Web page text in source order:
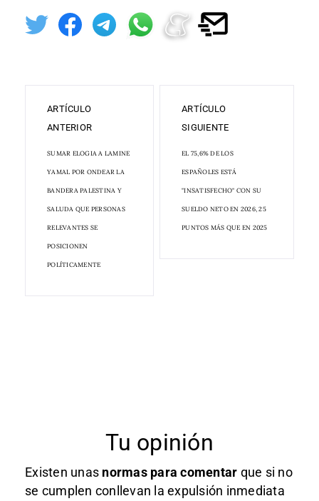
ARTÍCULO
ANTERIOR
SUMAR ELOGIA A LAMINE
YAMAL POR ONDEAR LA
BANDERA PALESTINA Y
SALUDA QUE PERSONAS
RELEVANTES SE
POSICIONEN
POLÍTICAMENTE
ARTÍCULO
SIGUIENTE
EL 75,6% DE LOS
ESPAÑOLES ESTÁ
"INSATISFECHO" CON SU
SUELDO NETO EN 2026, 25
PUNTOS MÁS QUE EN 2025
Tu opinión
Existen unas normas para comentar que si no
se cumplen conllevan la expulsión inmediata